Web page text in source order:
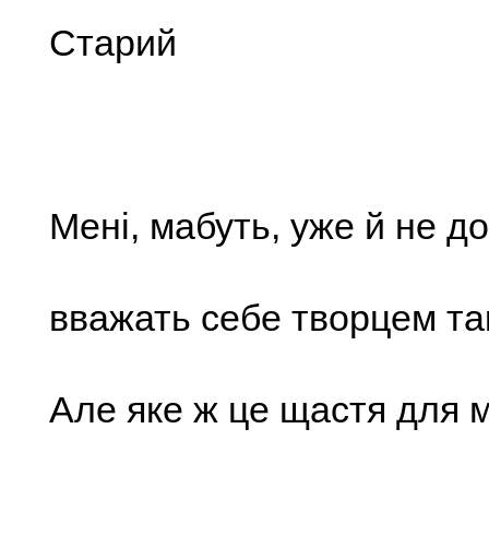
Старий
Мені, мабуть, уже й не
вважать себе творцем
Але яке ж це щастя для